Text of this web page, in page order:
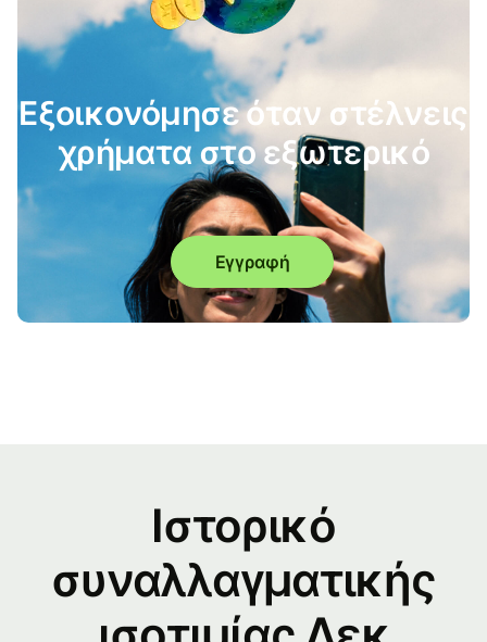
Εξοικονόμησε όταν στέλνεις
χρήματα στο εξωτερικό
Εγγραφή
Ιστορικό
συναλλαγματικής